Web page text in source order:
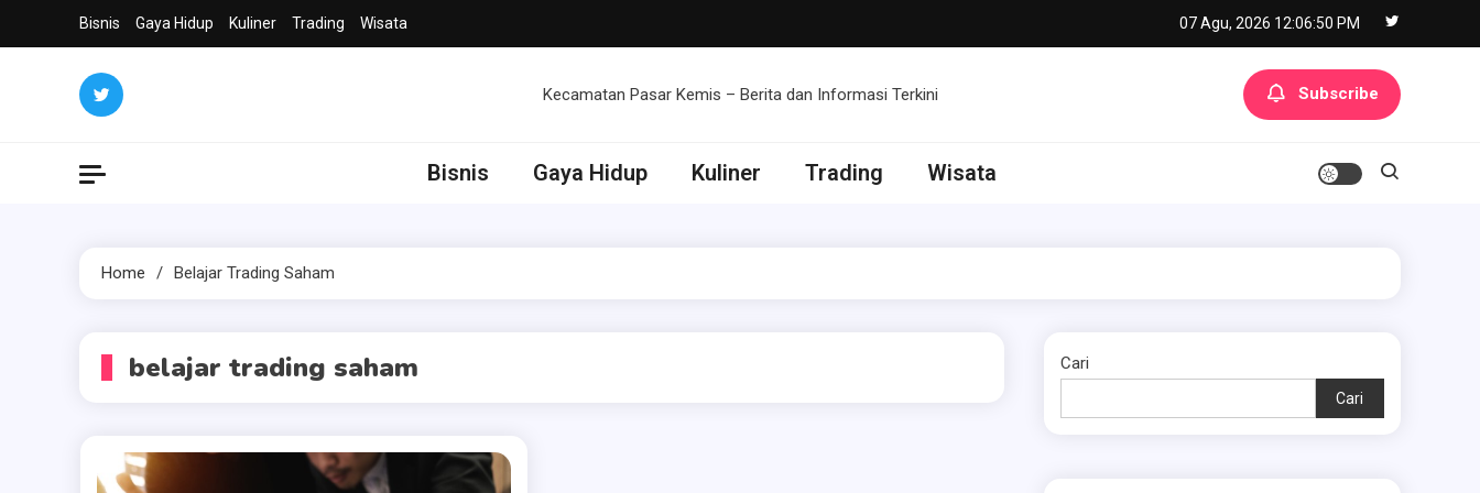
to
Bisnis Gaya Hidup Kuliner Trading Wisata 07 Agu, 2026 12:06:51 PM
Kecamatan Pasar Kemis – Berita dan Informasi Terkini Subscribe
Bisnis Gaya Hidup Kuliner Trading Wisata
Home Belajar Trading Saham
belajar trading saham Cari
Cari